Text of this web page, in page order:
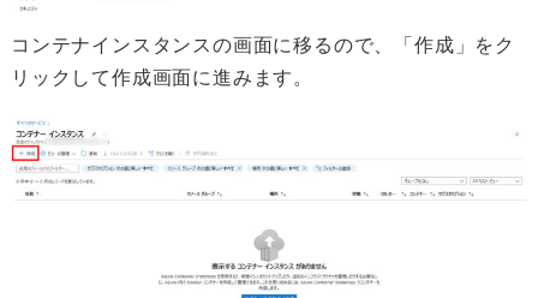
コンテナインスタンスの画面に移るので、「作成」をク
リックして作成画面に進みます。